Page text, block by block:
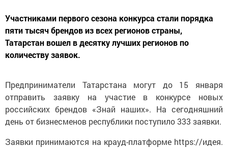
Участниками первого сезона конкурса стали порядка
пяти тысяч брендов из всех регионов страны,
Татарстан вошел в десятку лучших регионов по
количеству заявок.
Предприниматели Татарстана могут до 15 января
отправить заявку на участие в конкурсе новых
российских брендов «Знай наших». На сегодняшний
день от бизнесменов республики поступило 333 заявки.
Заявки принимаются на крауд-платформе https://идея.